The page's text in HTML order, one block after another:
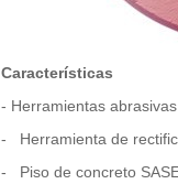
Características
- Herramientas
- Herramienta de
- Piso de concreto